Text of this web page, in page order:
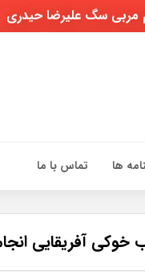
مربی سگ علیرضا حیدری
ها تماس با ما
خوکی آفریقایی